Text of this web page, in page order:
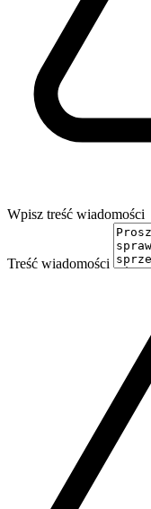
Wpisz treść wiadomości
Treść wiadomości